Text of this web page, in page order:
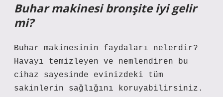
Buhar makinesi bronşite iyi gelir
mi?
Buhar makinesinin faydaları nelerdir?
Havayı temizleyen ve nemlendiren bu
cihaz sayesinde evinizdeki tüm
sakinlerin sağlığını koruyabilirsiniz.